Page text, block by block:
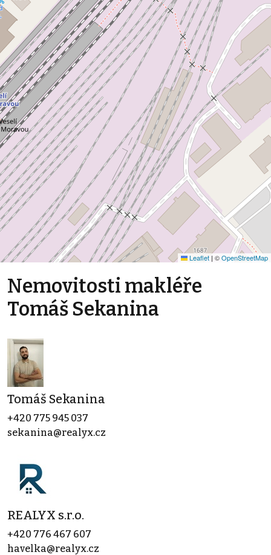
Leaflet | ©OpenStreetMap
Nemovitosti makléře
Tomáš Sekanina
Tomáš Sekanina
+420 775 945 037
sekanina@realyx.cz
REALYX s.r.o.
+420 776 467 607
havelka@realyx.cz